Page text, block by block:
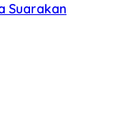
Suarakan